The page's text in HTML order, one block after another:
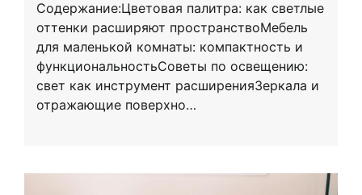
Содержание:Цветовая палитра: как светлые
оттенки расширяют пространствоМебель
для маленькой комнаты: компактность и
функциональностьСоветы по освещению:
свет как инструмент расширенияЗеркала и
отражающие поверхно…